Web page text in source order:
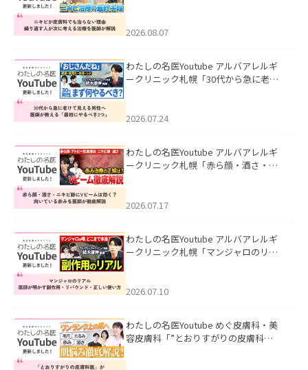
ました。
2026.08.07
わたしの名医Youtube アルバアレルギ
ークリニック札幌「30代から急に老け
た。
2026.07.24
わたしの名医Youtube アルバアレルギ
ークリニック札幌「赤ら顔・酒さ・ニ
した。
2026.07.17
わたしの名医Youtube アルバアレルギ
ークリニック札幌「マンジャロのリア
た。
2026.07.10
わたしの名医Youtube めぐ皮膚科・美
容皮膚科「”とおりすがりの皮膚科